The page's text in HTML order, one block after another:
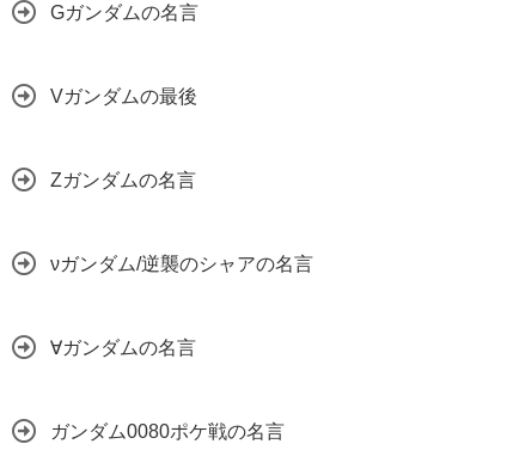
Gガンダムの名言
Vガンダムの最後
Zガンダムの名言
νガンダム/逆襲のシャアの名言
∀ガンダムの名言
ガンダム0080ポケ戦の名言